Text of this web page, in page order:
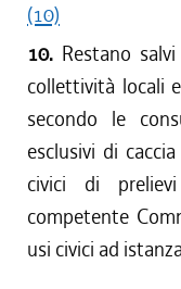
(10)
10. Restano
collettività locali
secondo le
esclusivi di
civici di
competente
usi civici ad